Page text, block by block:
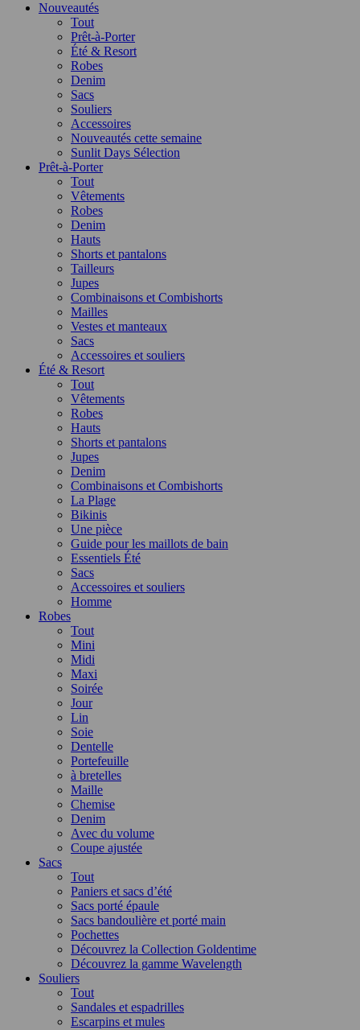
Nouveautés
Tout
Prêt-à-Porter
Été & Resort
Robes
Denim
Sacs
Souliers
Accessoires
Nouveautés cette semaine
Sunlit Days Sélection
Prêt-à-Porter
Tout
Vêtements
Robes
Denim
Hauts
Shorts et pantalons
Tailleurs
Jupes
Combinaisons et Combishorts
Mailles
Vestes et manteaux
Sacs
Accessoires et souliers
Été & Resort
Tout
Vêtements
Robes
Hauts
Shorts et pantalons
Jupes
Denim
Combinaisons et Combishorts
La Plage
Bikinis
Une pièce
Guide pour les maillots de bain
Essentiels Été
Sacs
Accessoires et souliers
Homme
Robes
Tout
Mini
Midi
Maxi
Soirée
Jour
Lin
Soie
Dentelle
Portefeuille
à bretelles
Maille
Chemise
Denim
Avec du volume
Coupe ajustée
Sacs
Tout
Paniers et sacs d’été
Sacs porté épaule
Sacs bandoulière et porté main
Pochettes
Découvrez la Collection Goldentime
Découvrez la gamme Wavelength
Souliers
Tout
Sandales et espadrilles
Escarpins et mules